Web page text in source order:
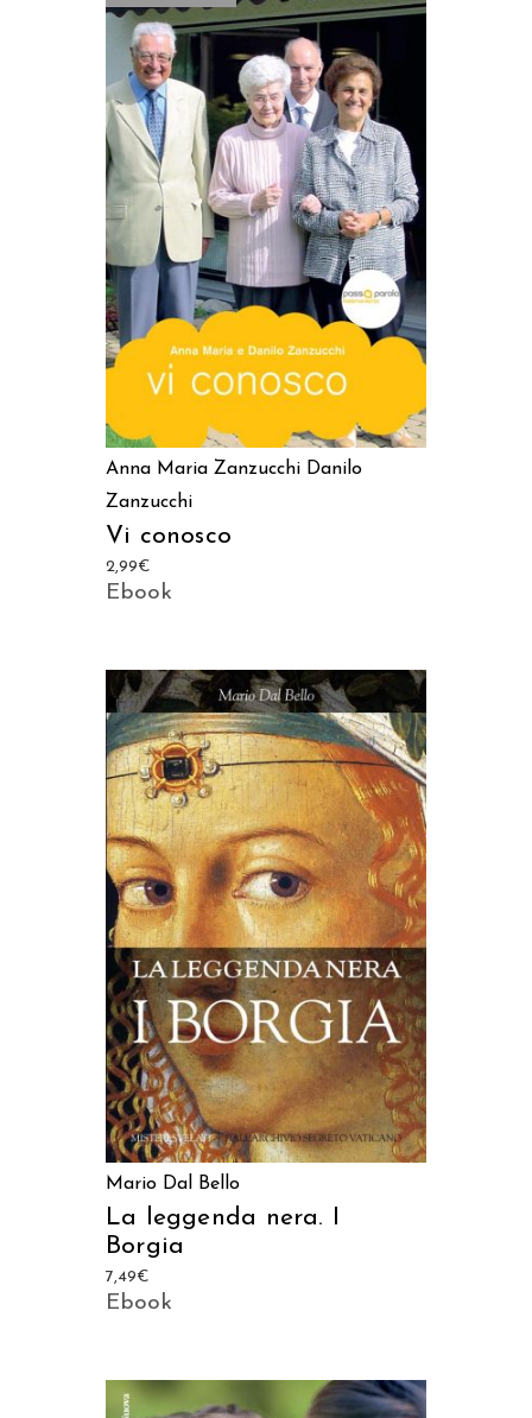
LEGGI TUTTO
Anna Maria Zanzucchi Danilo
Zanzucchi
Vi conosco
2,99€
Ebook
AGGIUNGI AL CARRELLO
Mario Dal Bello
La leggenda nera. I
Borgia
7,49€
Ebook